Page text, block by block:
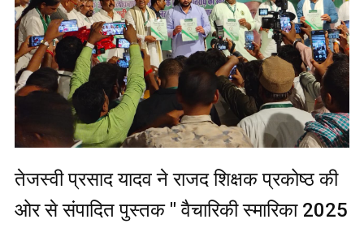
तेजस्वी प्रसाद यादव ने राजद शिक्षक प्रकोष्ठ की
ओर से संपादित पुस्तक " वैचारिकी स्मारिका 2025